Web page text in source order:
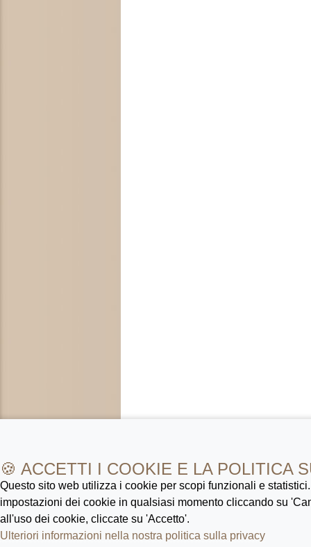
🍪 ACCETTI I COOKIE E LA POLITICA
Questo sito web utilizza i cookie per scopi funzionali e
impostazioni dei cookie in qualsiasi momento cliccando su
all'uso dei cookie, cliccate su 'Accetto'.
Ulteriori informazioni nella nostra politica sulla privacy